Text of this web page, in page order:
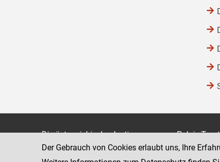
Die österreichische Justiz
Bundesministerium für Justiz
Palais
1070 Wien
Der Gebrauch von Cookies erlaubt uns, Ihre